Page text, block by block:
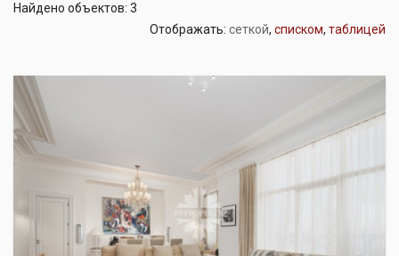
Найдено объектов: 3
Отображать: сеткой, списком, таблицей